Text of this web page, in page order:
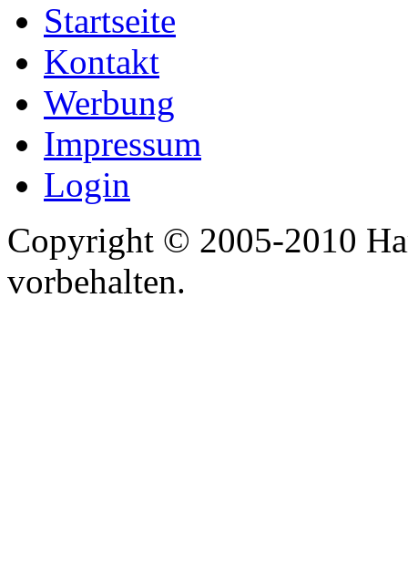
Startseite
Kontakt
Werbung
Impressum
Login
Copyright © 2005-2010
vorbehalten.